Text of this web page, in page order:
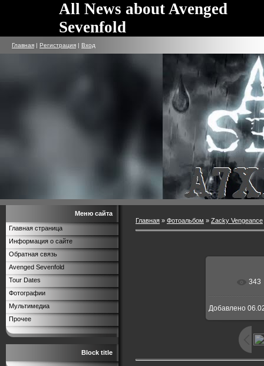
All News about Avenged
Sevenfold
Главная | Регистрация | Вход
Меню сайта
Главная страница
Информация о сайте
Обратная связь
Avenged Sevenfold
Tour Dates
Фотографии
Мультимедиа
Прочее
Block title
Главная » Фотоальбом » Zacky Vengeance
В 343
Добавлено